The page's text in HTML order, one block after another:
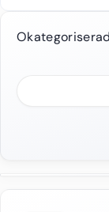
Okategoriserad